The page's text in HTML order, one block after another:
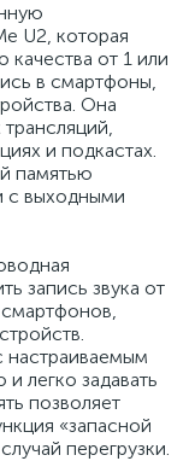
U2, которая
качества от 1 или
в смартфоны,
Она
и подкастах.
памятью
с выходными
запись звука от
настраиваемым
легко задавать
позволяет
«запасной
перегрузки.